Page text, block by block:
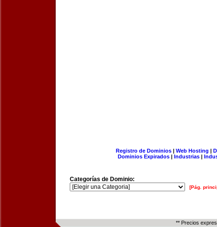
Registro de Dominios| Web Hosting |
Dominios Expirados | Industrias |
Categorías de Dominio:
[Pág.
** Precios